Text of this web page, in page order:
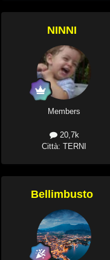
NINNI
Members
20,7k
Città: TERNI
Bellimbusto